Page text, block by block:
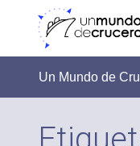
Un Mundo de